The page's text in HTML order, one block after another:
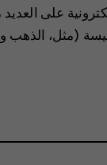
على
(مثل، الذهب